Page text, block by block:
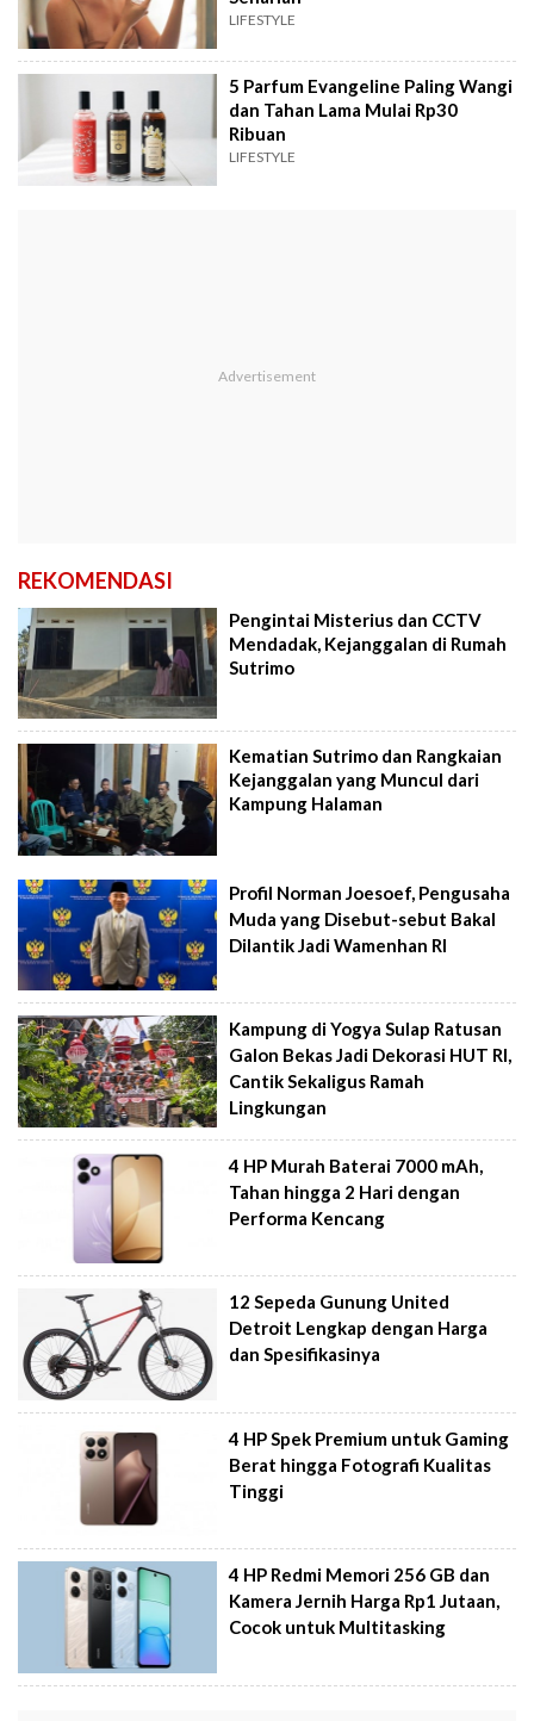
LIFESTYLE
5 Parfum Evangeline Paling Wangi
dan Tahan Lama Mulai Rp30
Ribuan
LIFESTYLE
REKOMENDASI
Pengintai Misterius dan CCTV
Mendadak, Kejanggalan di Rumah
Sutrimo
Kematian Sutrimo dan Rangkaian
Kejanggalan yang Muncul dari
Kampung Halaman
Profil Norman Joesoef, Pengusaha
Muda yang Disebut-sebut Bakal
Dilantik Jadi Wamenhan RI
Kampung di Yogya Sulap Ratusan
Galon Bekas Jadi Dekorasi HUT RI,
Cantik Sekaligus Ramah
Lingkungan
4 HP Murah Baterai 7000 mAh,
Tahan hingga 2 Hari dengan
Performa Kencang
12 Sepeda Gunung United
Detroit Lengkap dengan Harga
dan Spesifikasinya
4 HP Spek Premium untuk Gaming
Berat hingga Fotografi Kualitas
Tinggi
4 HP Redmi Memori 256 GB dan
Kamera Jernih Harga Rp1 Jutaan,
Cocok untuk Multitasking